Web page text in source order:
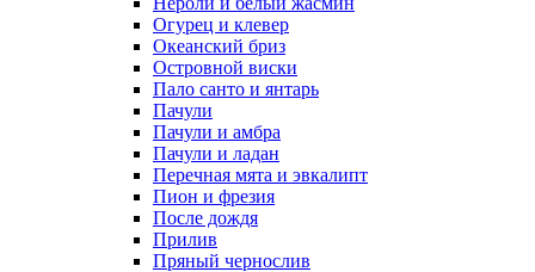
Огурец и клевер
Океанский бриз
Островной виски
Пало санто и янтарь
Пачули
Пачули и амбра
Пачули и ладан
Перечная мята и эвкалипт
Пион и фрезия
После дождя
Прилив
Пряный чернослив